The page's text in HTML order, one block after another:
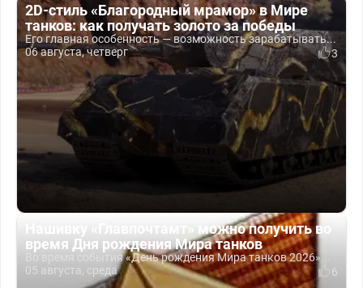
2D-стиль «Благородный мрамор» в Мире
танков: как получать золото за победы
Его главная особенность — возможность зарабатывать...
06 августа, четверг
3
Нашивку «Главпочтамт» можно получить во
время Дня рождения Мира танков
Во время события «День рождения Мира танков 2026»...
05 августа, среда
6